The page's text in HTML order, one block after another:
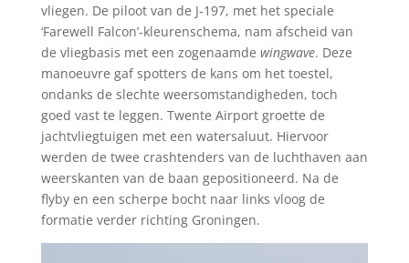
vliegen. De piloot van de J-197, met het speciale
‘Farewell Falcon’-kleurenschema, nam afscheid van
de vliegbasis met een zogenaamde wingwave. Deze
manoeuvre gaf spotters de kans om het toestel,
ondanks de slechte weersomstandigheden, toch
goed vast te leggen. Twente Airport groette de
jachtvliegtuigen met een watersaluut. Hiervoor
werden de twee crashtenders van de luchthaven aan
weerskanten van de baan gepositioneerd. Na de
flyby en een scherpe bocht naar links vloog de
formatie verder richting Groningen.